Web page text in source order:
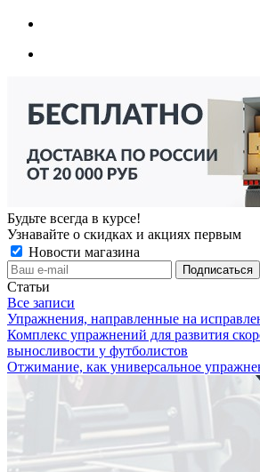
Будьте всегда в курсе!
Узнавайте о скидках и акциях первым
Новости магазина
Статьи
Все записи
Упражнения, направленные на
Комплекс упражнений для развития
выносливости у футболистов
Отжимание, как универсальное